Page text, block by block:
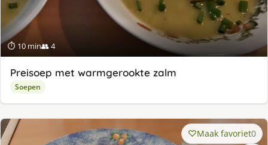
⏱ 10 min👥 4
Preisoep met warmgerookte zalm
Soepen
Maak favoriet0